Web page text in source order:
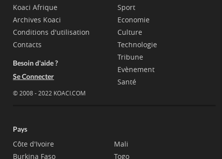
Koaci Afrique
Archives Koaci
Conditions d'utilisation
Contacts
Besoin d'aide ?
Se Connecter
© 2008 - 2022 KOACI.COM
Sport
Economie
Culture
Technologie
Tribune
Evènement
Santé
Pays
Côte d'Ivoire
Burkina Faso
Mali
Togo